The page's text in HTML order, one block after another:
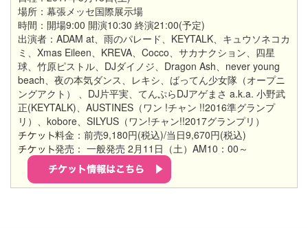
場所：幕張メッセ国際展示場
時間：開場9:00 開演10:30 終演21:00(予定)
出演者：ADAM at、雨のパレード、KEYTALK、キュウソネコカ
ミ、Xmas Eileen、KREVA、Cocco、サカナクション、四星
球、竹原ピストル、DJダイノジ、Dragon Ash、never young
beach、夜の本気ダンス、レキシ、ばってん少女隊（オープニ
ングアクト） 、DJ片平実、てんぷらDJアゲまさ a.k.a. 小野武
正(KEYTALK)、AUSTINES（ワン !チャン !!2016準グランプ
リ）、kobore、SILYUS（ワン!チャン!!2017グランプリ）
料金：前売9,180円(税込)/当日9,670円(税込)
発売： 一般発売 2月11日（土）AM10：00～